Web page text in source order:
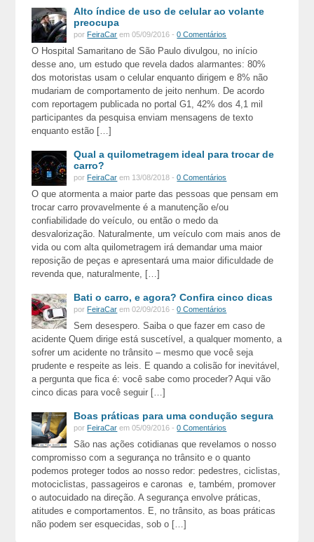
Alto índice de uso de celular ao volante
preocupa
por FeiraCar em 05/09/2016 -0 Comentários
O Hospital Samaritano de São Paulo divulgou, no início
desse ano, um estudo que revela dados alarmantes: 80%
dos motoristas usam o celular enquanto dirigem e 8% não
mudariam de comportamento de jeito nenhum. De acordo
com reportagem publicada no portal G1, 42% dos 4,1 mil
participantes da pesquisa enviam mensagens de texto
enquanto estão […]
Qual a quilometragem ideal para trocar de
carro?
por FeiraCar em 13/08/2018 -0 Comentários
O que atormenta a maior parte das pessoas que pensam em
trocar carro provavelmente é a manutenção e/ou
confiabilidade do veículo, ou então o medo da
desvalorização. Naturalmente, um veículo com mais anos de
vida ou com alta quilometragem irá demandar uma maior
reposição de peças e apresentará uma maior dificuldade de
revenda que, naturalmente, […]
Bati o carro, e agora? Confira cinco dicas
por FeiraCar em 02/09/2016 -0 Comentários
Sem desespero. Saiba o que fazer em caso de
acidente Quem dirige está suscetível, a qualquer momento, a
sofrer um acidente no trânsito – mesmo que você seja
prudente e respeite as leis. E quando a colisão for inevitável,
a pergunta que fica é: você sabe como proceder? Aqui vão
cinco dicas para você seguir […]
Boas práticas para uma condução segura
por FeiraCar em 05/09/2016 -0 Comentários
São nas ações cotidianas que revelamos o nosso
compromisso com a segurança no trânsito e o quanto
podemos proteger todos ao nosso redor: pedestres, ciclistas,
motociclistas, passageiros e caronas e, também, promover
o autocuidado na direção. A segurança envolve práticas,
atitudes e comportamentos. E, no trânsito, as boas práticas
não podem ser esquecidas, sob o […]